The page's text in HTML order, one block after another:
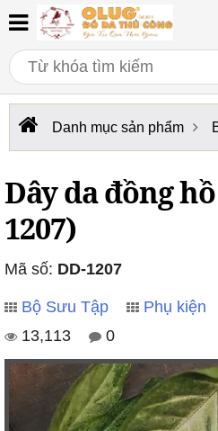
Danh mục sản phẩm
Dây da đồng
1207)
Mã số: DD-1207
Bộ Sưu Tập Phụ kiện
13,113
0